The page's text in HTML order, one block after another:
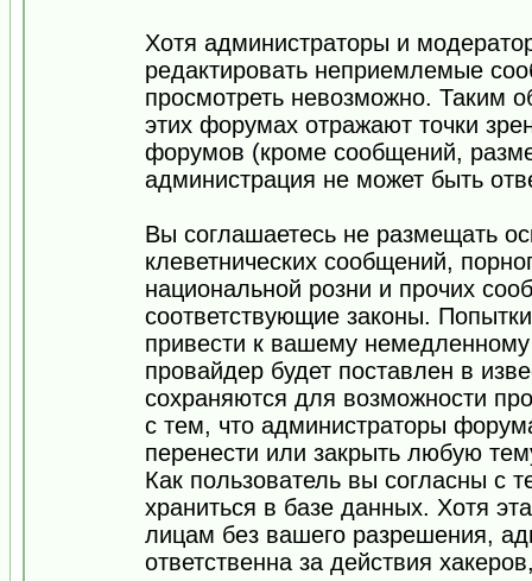
Хотя администраторы и
редактировать неприемлемые
просмотреть невозможно. Таким
этих форумах отражают точки
форумов (кроме сообщений,
администрация не может быть
Вы соглашаетесь не размещать
клеветнических сообщений,
национальной розни и прочих
соответствующие законы.
привести к вашему
провайдер будет поставлен в
сохраняются для возможности
с тем, что администраторы
перенести или закрыть любую
Как пользователь вы согласны с
храниться в базе данных. Хотя
лицам без вашего разрешения,
ответственна за действия